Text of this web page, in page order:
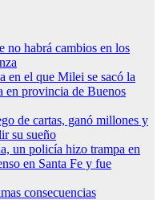
no habrá cambios en los
en el que Milei se sacó la
en provincia de Buenos
de cartas, ganó millones y
su sueño
un policía hizo trampa en
en Santa Fe y fue
consecuencias